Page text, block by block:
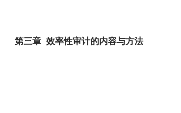
第三章 效率性审计的内容与方法